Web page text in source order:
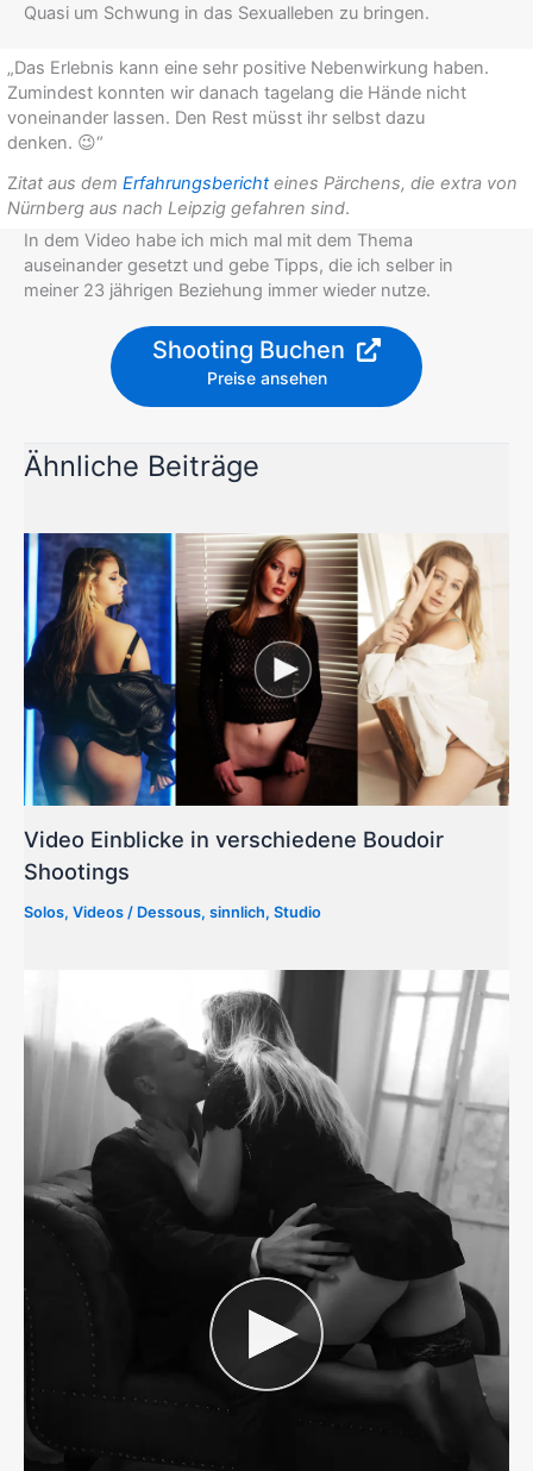
Quasi um Schwung in das Sexualleben zu bringen.
„Das Erlebnis kann eine sehr positive Nebenwirkung haben.
Zumindest konnten wir danach tagelang die Hände nicht
voneinander lassen. Den Rest müsst ihr selbst dazu
denken. 😉“
Zitat aus demErfahrungsberichteines Pärchens, die extra von
Nürnberg aus nach Leipzig gefahren sind.
In dem Video habe ich mich mal mit dem Thema
auseinander gesetzt und gebe Tipps, die ich selber in
meiner 23 jährigen Beziehung immer wieder nutze.
Shooting Buchen
Preise ansehen
Ähnliche Beiträge
Video Einblicke in verschiedene Boudoir
Shootings
Solos, Videos / Dessous, sinnlich, Studio